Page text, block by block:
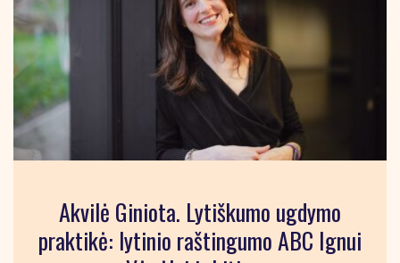
Akvilė Giniota. Lytiškumo ugdymo
praktikė: lytinio raštingumo ABC Ignui